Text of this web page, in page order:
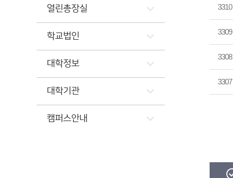
열린총장실
학교법인
대학정보
대학기관
캠퍼스안내
3310
3309
3308
3307